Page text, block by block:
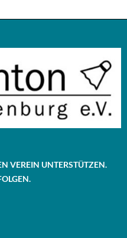
VEREIN UNTERSTÜTZEN.